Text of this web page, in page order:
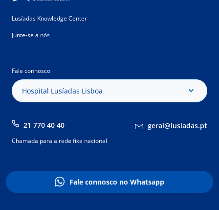
Lusíadas Knowledge Center
Junte-se a nós
Fale connosco
Hospital Lusíadas Lisboa
21 770 40 40 geral@lusiadas.pt
Chamada para a rede fixa nacional
Fale connosco no Whatsapp